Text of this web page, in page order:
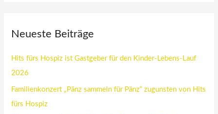
Neueste Beiträge
Hits fürs Hospiz ist Gastgeber für den Kinder-Lebens-Lauf
2026
Familienkonzert „Pänz sammeln für Pänz“ zugunsten von Hits
fürs Hospiz